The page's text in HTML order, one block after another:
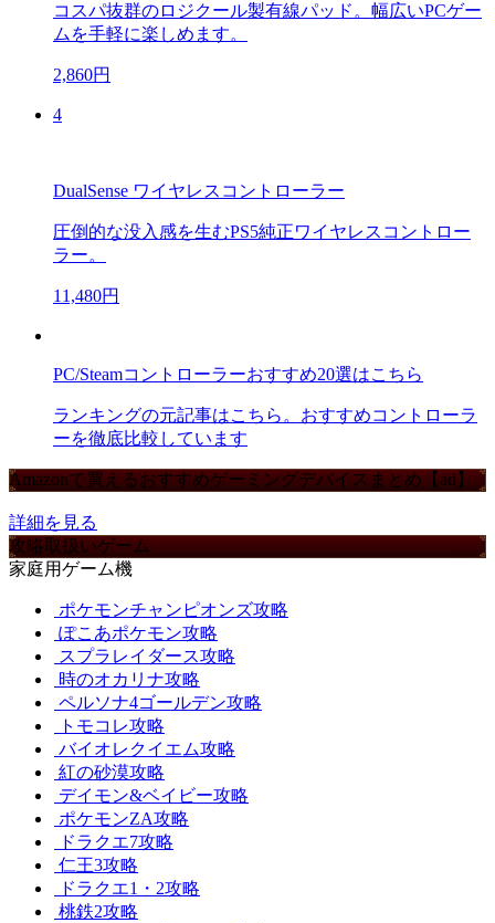
コスパ抜群のロジクール製有線パッド。幅広いPCゲー
ムを手軽に楽しめます。
2,860円
4
DualSense ワイヤレスコントローラー
圧倒的な没入感を生むPS5純正ワイヤレスコントロー
ラー。
11,480円
PC/Steamコントローラーおすすめ20選はこちら
ランキングの元記事はこちら。おすすめコントローラ
ーを徹底比較しています
Amazonで買えるおすすめゲーミングデバイスまとめ【ad】
詳細を見る
攻略取扱いゲーム
家庭用ゲーム機
ポケモンチャンピオンズ攻略
ぽこあポケモン攻略
スプラレイダース攻略
時のオカリナ攻略
ペルソナ4ゴールデン攻略
トモコレ攻略
バイオレクイエム攻略
紅の砂漠攻略
デイモン&ベイビー攻略
ポケモンZA攻略
ドラクエ7攻略
仁王3攻略
ドラクエ1・2攻略
桃鉄2攻略